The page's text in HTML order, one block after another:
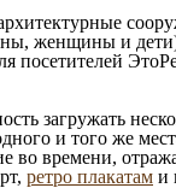
женщины и
посетителей
загружать
и того же
во времени,
ретро плакатам и